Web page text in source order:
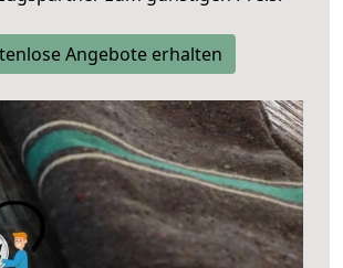
Angebote erhalten